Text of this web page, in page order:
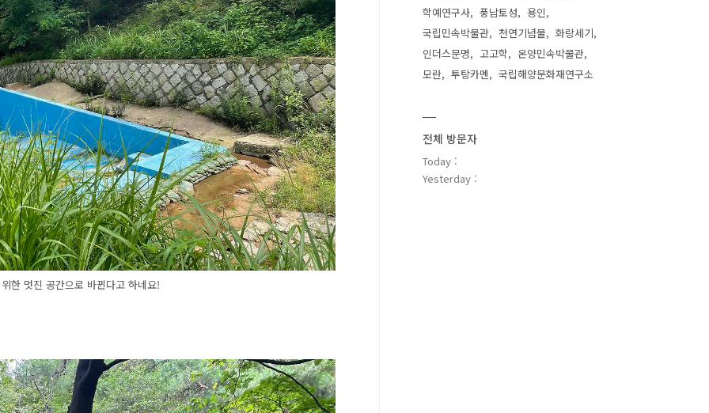
한 멋진 공간으로 바뀐다고 하네요!
학예연구사
풍납토성
용인
국립민속박물관
천연기념물
화랑세기
인더스문명
고고학
온양민속박물관
모란
투탕카멘 국립해양문화재연구소
전체 방문자
Today :
Yesterday :